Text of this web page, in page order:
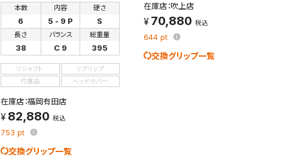
本数
6
内容
5 - 9 P
硬さ
S
長さ
38
バランス
C 9
総重量
395
リシャフト
リグリップ
付属品
ヘッドカバー
在庫店：福岡有田店
82,880 税込
753 pt
交換グリップ一覧
在庫店：吹上店
70,880 税込
644pt
交換グリップ一覧